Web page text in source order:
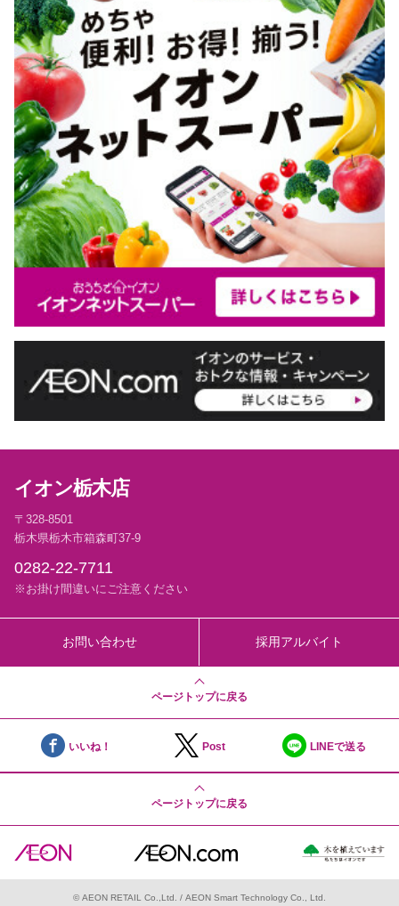
イオン栃木店
〒328-8501
栃木県栃木市箱森町37-9
0282-22-7711
※お掛け間違いにご注意ください
お問い合わせ 採用アルバイト
ページトップに戻る
いいね！ Post LINEで送る
ページトップに戻る
© AEON RETAIL Co.,Ltd. / AEON Smart Technology Co., Ltd.